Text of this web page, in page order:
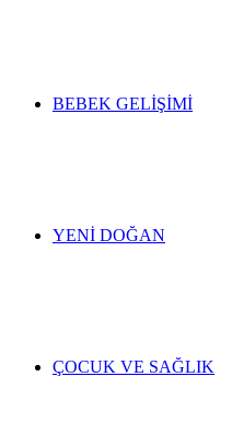
BEBEK GELIŞIMI
YENI DOĞAN
ÇOCUK VE SAĞLIK